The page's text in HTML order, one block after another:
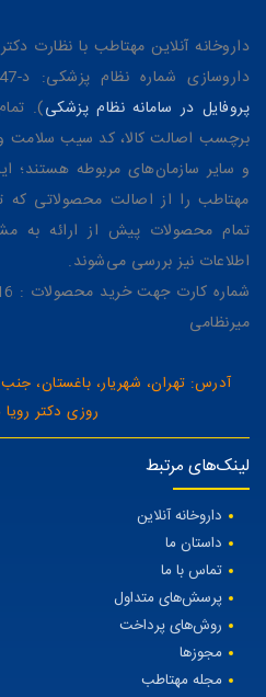
داروخانه آنلاین مهتاطب با نظارت
داروسازی شماره نظام پزشکی: د-3247، فعالیت می‌کند. (
پروفایل در سامانه نظام پزشکی).
برچسب اصالت کالا، کد سیب سلامت
و سایر سازمان‌های مربوطه هستند؛
مهتاطب را از اصالت محصولاتی که
تمام محصولات پیش از ارائه به
اطلاعات نیز بررسی می‌شوند.
میرنظامی
آدرس: تهران، شهریار، باغستان، جنب
روزی دکتر
لینک‌های مرتبط
داروخانه آنلاین
داستان ما
تماس با ما
پرسش‌های متداول
روش‌های پرداخت
مجوزها
مجله مهتاطب